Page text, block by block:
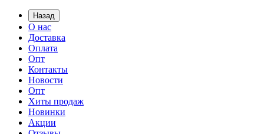
Назад
О нас
Доставка
Оплата
Опт
Контакты
Новости
Опт
Хиты продаж
Новинки
Акции